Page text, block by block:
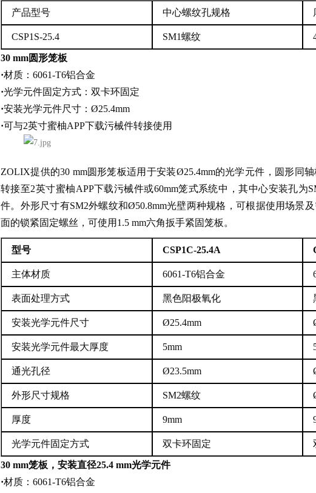
产品型号 中心螺纹孔规格
CSP1S-25.4 SM1螺纹
30 mm圆形笼板
·材质：6061-T6铝合金
·光学元件固定方式：双卡环固定
·安装光学元件尺寸：Ø25.4mm
·可与2英寸蜜柚APP下载污械件转接使用
ZOLIX提供的30 mm圆形笼板适用于安装Ø25.4mm的光学元件，圆形同
转接至2英寸蜜柚APP下载污械件或60mm笼式系统中，其中心安装孔为SM1
件。外形尺寸有SM2外螺纹和Ø50.8mm光壁两种规格，可根据使用场
面的锁紧固定螺丝，可使用1.5 mm六角扳手紧固笼板。
型号 CSP1C-25.4A
主体材质 6061-T6铝合金
表面处理方式 黑色阳极氧化
安装光学元件尺寸 Ø25.4mm
安装光学元件最大厚度 5mm
通光孔径 Ø23.5mm
外形尺寸规格 SM2螺纹
厚度 9mm
光学元件固定方式 双卡环固定
30 mm笼板，安装直径25.4 mm光学元件
·材质：6061-T6铝合金